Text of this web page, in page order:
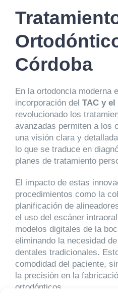
Córdoba
En la ortodoncia moderna
incorporación del TAC y
revolucionado los
avanzadas permiten a los
una visión clara y
lo que se traduce en
planes de tratamiento
El impacto de estas
procedimientos como la
planificación de
el uso del escáner
modelos digitales de la
eliminando la necesidad
dentales tradicionales.
comodidad del paciente,
la precisión en la
ortodónticos.